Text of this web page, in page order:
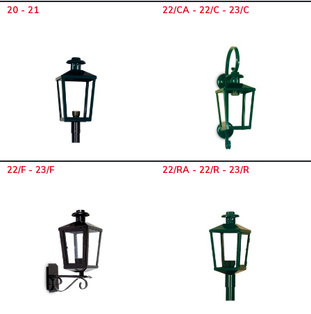
20 - 21 22/CA - 22/C - 23/C
22/F - 23/F 22/RA - 22/R - 23/R